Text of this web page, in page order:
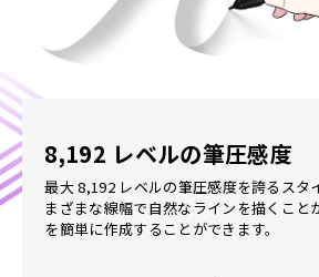
8,192 レベルの筆圧感度
最大 8,192 レベルの筆圧感度を誇るスタ
まざまな線幅で自然なラインを描くこと
を簡単に作成することができます。